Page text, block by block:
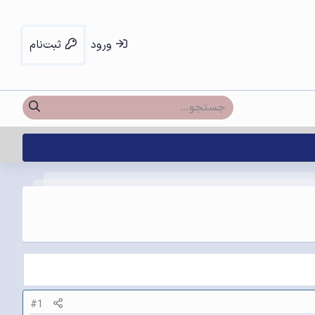
ورود ثبت‌نام
#1